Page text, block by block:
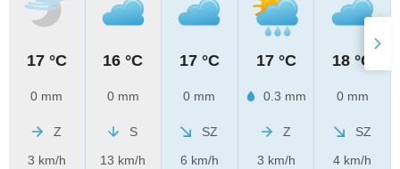
17 °C
0 mm
Z
3 km/h
16 °C
0 mm
S
13 km/h
17 °C
0 mm
SZ
6 km/h
17 °C
0.3 mm
Z
3 km/h
18 °C
0 mm
SZ
4 km/h